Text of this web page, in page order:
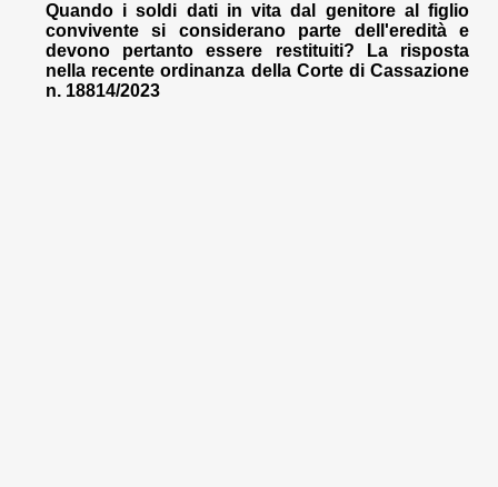
Quando i soldi dati in vita dal genitore al figlio
convivente si considerano parte dell'eredità e
devono pertanto essere restituiti? La risposta
nella recente ordinanza della Corte di Cassazione
n. 18814/2023